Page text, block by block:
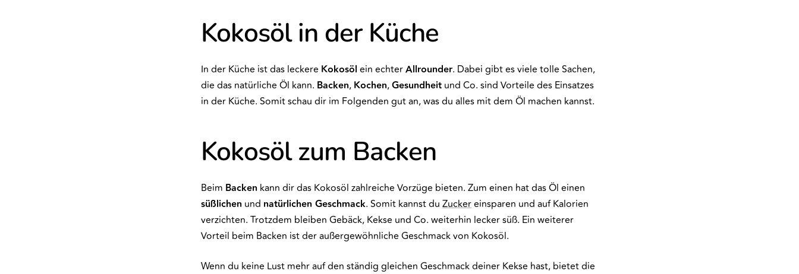
Kokosöl in der Küche
In der Küche ist das leckere Kokosöl ein echterAllrounder. Dabei gibt es viele tolle Sachen,
die das natürliche Öl kann. Backen, Kochen,Gesundheit und Co. sind Vorteile des Einsatzes
in der Küche. Somit schau dir im Folgenden gut an, was du alles mit dem Öl machen kannst.
Kokosöl zum Backen
Beim Backen kann dir das Kokosöl zahlreiche Vorzüge bieten. Zum einen hat das Öl einen
süßlichen und natürlichen Geschmack. Somit kannst du Zuckereinsparen und auf Kalorien
verzichten. Trotzdem bleiben Gebäck, Kekse und Co. weiterhin lecker süß. Ein weiterer
Vorteil beim Backen ist der außergewöhnliche Geschmack von Kokosöl.
Wenn du keine Lust mehr auf den ständig gleichen Geschmack deiner Kekse hast, bietet die